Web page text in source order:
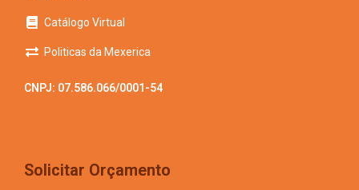
Catálogo Virtual
Politicas da Mexerica
CNPJ: 07.586.066/0001-54
Solicitar Orçamento